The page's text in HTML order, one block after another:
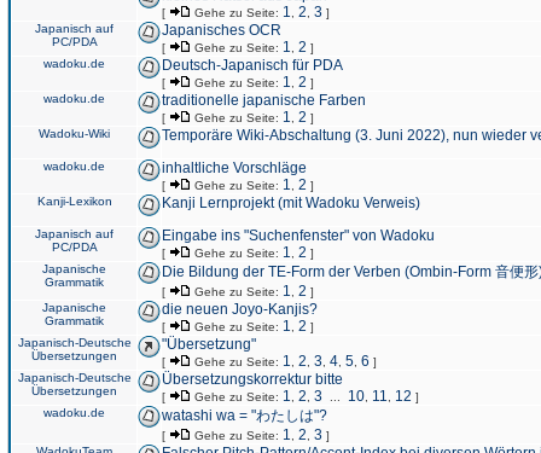
[ Gehe zu Seite: 1 2 3 ]
Japanisch auf
PC/PDA
Japanisches OCR
[ Gehe zu Seite: 1 2 ]
wadoku.de
Deutsch-Japanisch für PDA
[ Gehe zu Seite: 1 2 ]
wadoku.de
traditionelle japanische Farben
[ Gehe zu Seite: 1 2 ]
Wadoku-Wiki
Temporäre Wiki-Abschaltung (3. Juni 2022), nun wieder
wadoku.de inhaltliche Vorschläge
[ Gehe zu Seite: 1 2 ]
Kanji-Lexikon
Kanji Lernprojekt (mit Wadoku Verweis)
Japanisch auf
PC/PDA
Eingabe ins "Suchenfenster" von Wadoku
[ Gehe zu Seite: 1 2 ]
Japanische
Grammatik
Die Bildung der TE-Form der Verben (Ombin-Form 音便形
[ Gehe zu Seite: 1 2 ]
Japanische
Grammatik
die neuen Joyo-Kanjis?
[ Gehe zu Seite: 1 2 ]
Japanisch-Deutsche
Übersetzungen
"Übersetzung"
[ Gehe zu Seite: 1 2 3 4 5 6 ]
Japanisch-Deutsche
Übersetzungen
Übersetzungskorrektur bitte
[ Gehe zu Seite: 1 2 3 10 11 12 ]
wadoku.de
watashi wa = "わたしは"?
[ Gehe zu Seite: 1 2 3 ]